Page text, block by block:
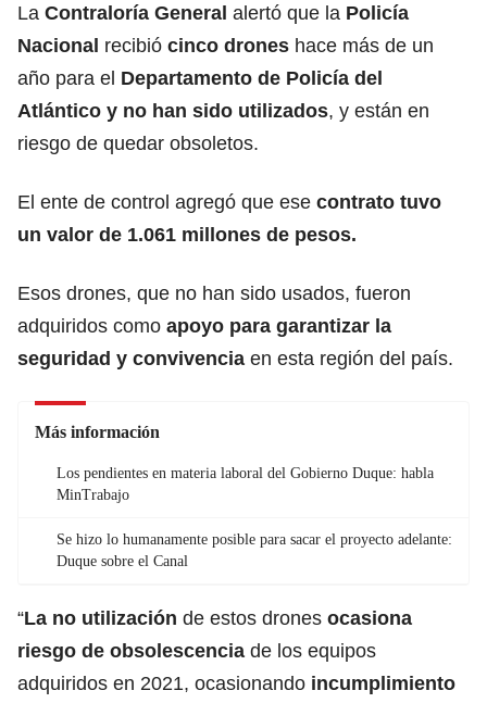
La Contraloría General alertó que la Policía
Nacional recibió cinco drones hace más de un
año para el Departamento de Policía del
Atlántico y no han sido utilizados, y están en
riesgo de quedar obsoletos.
El ente de control agregó que ese contrato tuvo
un valor de 1.061 millones de pesos.
Esos drones, que no han sido usados, fueron
adquiridos como apoyo para garantizar la
seguridad y convivencia en esta región del país.
Más información
Los pendientes en materia laboral del Gobierno Duque: habla
MinTrabajo
Se hizo lo humanamente posible para sacar el proyecto adelante:
Duque sobre el Canal
“La no utilización de estos drones ocasiona
riesgo de obsolescencia de los equipos
adquiridos en 2021, ocasionando incumplimiento